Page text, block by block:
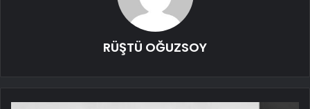
RÜŞTÜ OĞUZSOY